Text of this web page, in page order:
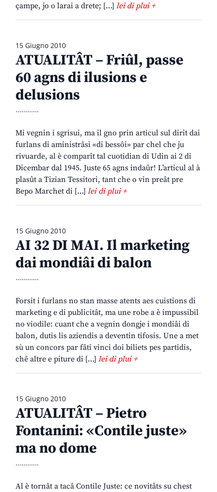
çampe, jo o larai a drete; […] lei di plui +
15 Giugno 2010
ATUALITÂT – Friûl, passe
60 agns di ilusions e
delusions
............
Mi vegnin i sgrisui, ma il gno prin articul sul dirit dai
furlans di aministrâsi «di bessôi» par chel che ju
rivuarde, al è comparît tal cuotidian di Udin ai 2 di
Dicembar dal 1945. Juste 65 agns indaûr! L’articul al à
plasût a Tizian Tessitori, tant che o vin preât pre
Bepo Marchet di […] lei di plui +
15 Giugno 2010
AI 32 DI MAI. Il marketing
dai mondiâi di balon
............
Forsit i furlans no stan masse atents aes cuistions di
marketing e di publicitât, ma une robe a è impussibil
no viodile: cuant che a vegnin dongje i mondiâi di
balon, dutis lis aziendis a deventin tifosis. Une a met
sù un concors par fâti vinci doi biliets pes partidis,
chê altre e piture di […] lei di plui +
15 Giugno 2010
ATUALITÂT – Pietro
Fontanini: «Contile juste»
ma no dome
............
Al è tornât a tacâ Contile Juste: ce novitâts su chest